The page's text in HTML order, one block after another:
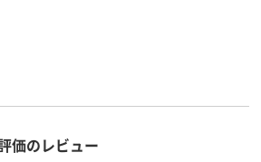
価のレビュー